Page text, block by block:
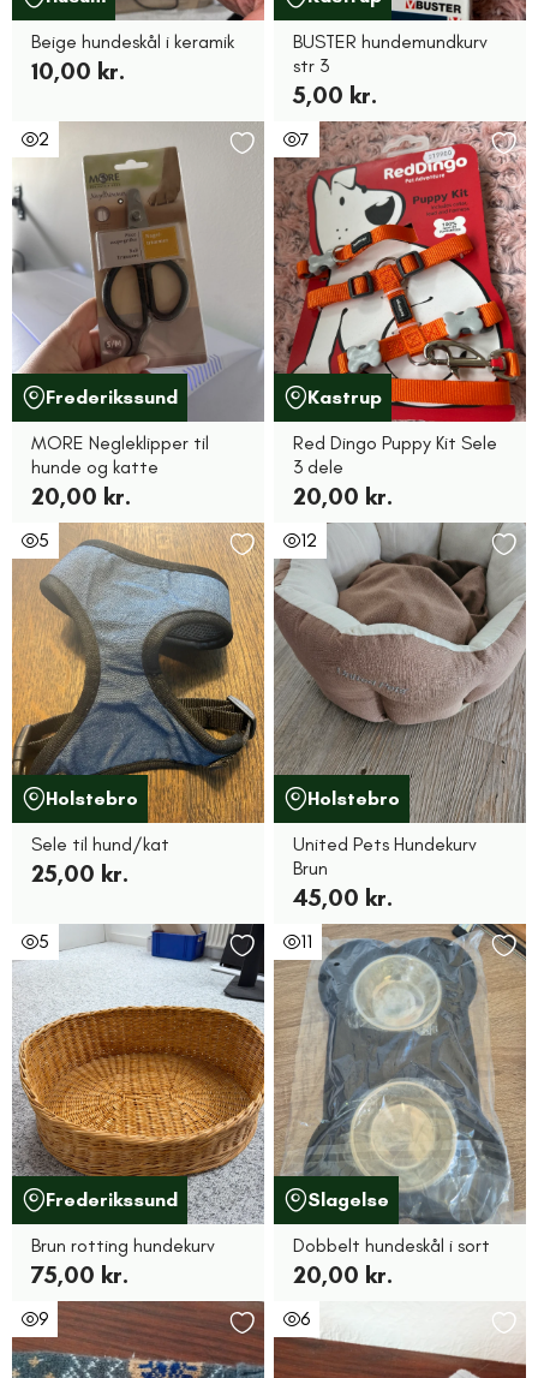
Beige hundeskål i keramik
10,00 kr.
BUSTER hundemundkurv
str 3
5,00 kr.
2
Frederikssund
MORE Negleklipper til
hunde og katte
20,00 kr.
7
Kastrup
Red Dingo Puppy Kit Sele
3 dele
20,00 kr.
5
Holstebro
Sele til hund/kat
25,00 kr.
12
Holstebro
United Pets Hundekurv
Brun
45,00 kr.
5
Frederikssund
Brun rotting hundekurv
75,00 kr.
11
Slagelse
Dobbelt hundeskål i sort
20,00 kr.
9 6